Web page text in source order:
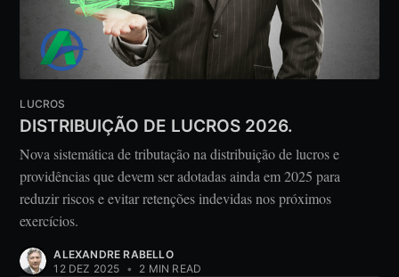
LUCROS
DISTRIBUIÇÃO DE LUCROS 2026.
Nova sistemática de tributação na distribuição de lucros e
providências que devem ser adotadas ainda em 2025 para
reduzir riscos e evitar retenções indevidas nos próximos
exercícios.
ALEXANDRE RABELLO
12 DEZ 2025 • 2 MIN READ